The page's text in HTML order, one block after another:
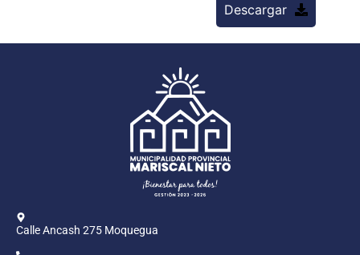
Descargar
Calle Ancash 275 Moquegua